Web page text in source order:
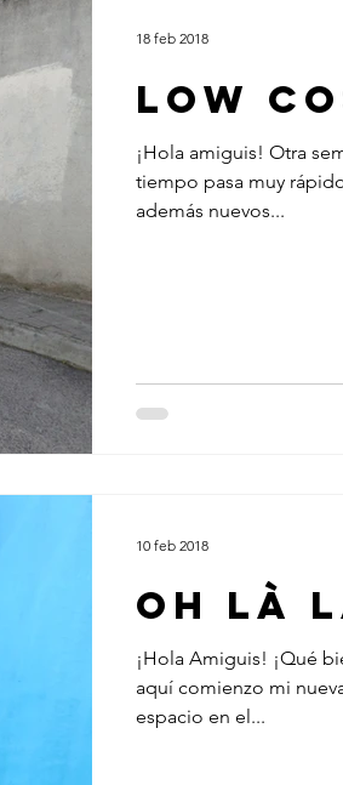
low
¡Hola amiguis! Otra
tiempo pasa muy
además nuevos...
18 feb 2018
OH Là
¡Hola Amiguis! ¡Qué
aquí comienzo mi
espacio en el...
10 feb 2018